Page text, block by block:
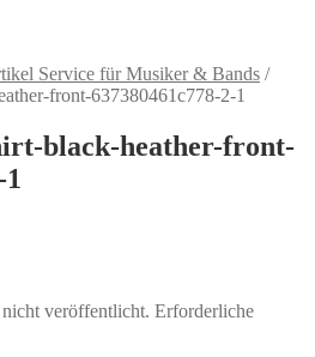
Service für Musiker & Bands /
front-637380461c778-2-1
black-heather-front-
veröffentlicht. Erforderliche